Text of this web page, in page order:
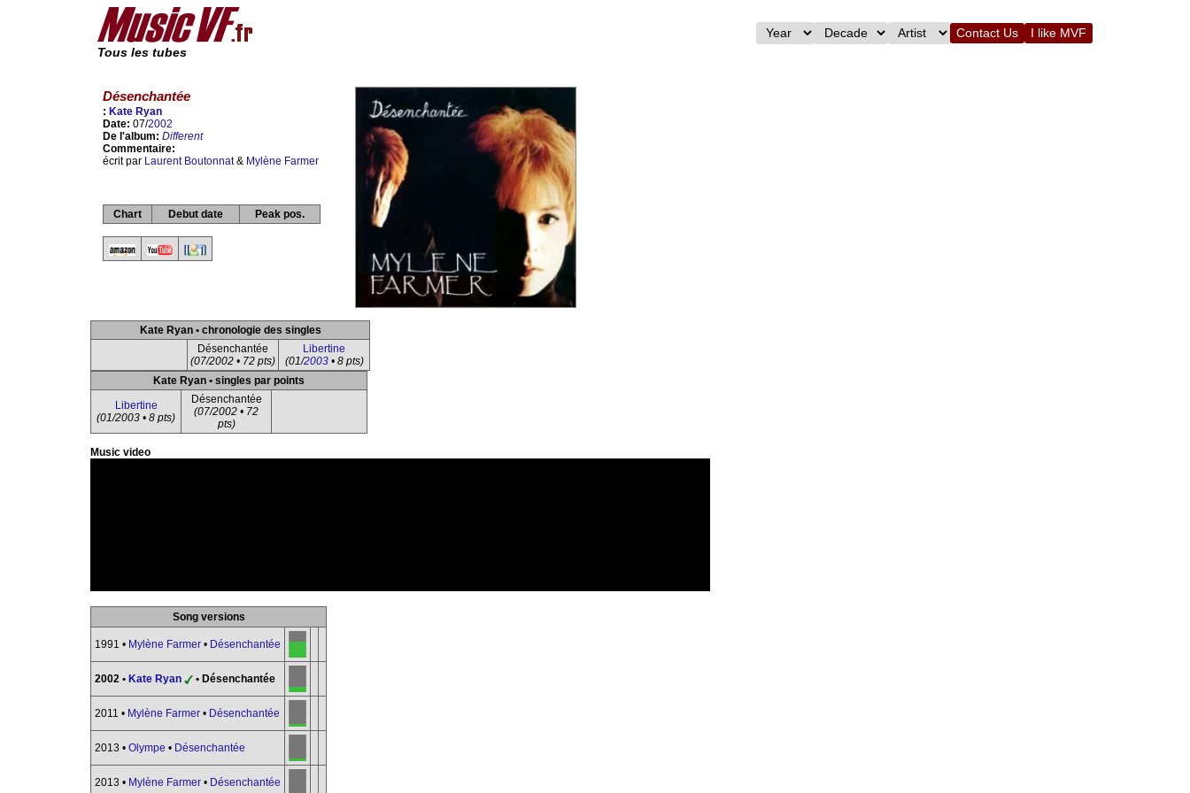
Tous les tubes
Contact Us I like MVF
Désenchantée
: Kate Ryan
Date: 07/2002
De l'album: Different
Commentaire:
écrit par Laurent Boutonnat& Mylène Farmer
Chart Debut date Peak pos.
Kate Ryan • chronologie des singles
Désenchantée
(07/2002 • 72 pts)
Libertine
(01/2003• 8 pts)
Kate Ryan • singles par points
Libertine
(01/2003 • 8 pts)
Désenchantée
(07/2002 • 72
pts)
Music video
Song versions
1991 • Mylène Farmer • Désenchantée
2002 • Kate Ryan • Désenchantée
2011 • Mylène Farmer • Désenchantée
2013 • Olympe • Désenchantée
2013 • Mylène Farmer • Désenchantée